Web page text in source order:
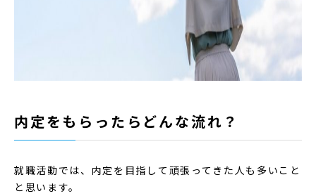
内定をもらったらどんな流れ？
就職活動では、内定を目指して頑張ってきた人も多いこと
と思います。